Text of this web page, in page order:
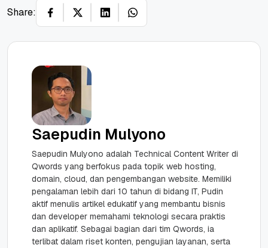
Share:
Saepudin Mulyono
Saepudin Mulyono adalah Technical Content Writer di
Qwords yang berfokus pada topik web hosting,
domain, cloud, dan pengembangan website. Memiliki
pengalaman lebih dari 10 tahun di bidang IT, Pudin
aktif menulis artikel edukatif yang membantu bisnis
dan developer memahami teknologi secara praktis
dan aplikatif. Sebagai bagian dari tim Qwords, ia
terlibat dalam riset konten, pengujian layanan, serta